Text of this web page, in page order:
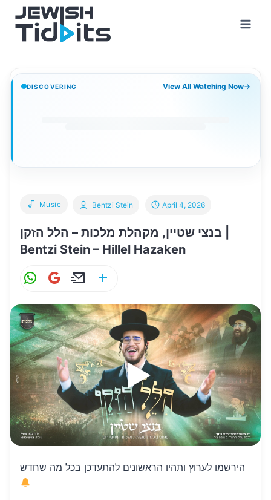
content
DISCOVERING View All Watching Now→
Music
בנצי שטיין, מקהלת מלכות – הלל הזקן |
Bentzi Stein – Hillel Hazaken
Bentzi Stein April 4, 2026
W
at
s
A
p
p
G
ai
l
E
ai
l
ar
e
הירשמו לערוץ ותהיו הראשונים להתעדכן בכל מה שחדש